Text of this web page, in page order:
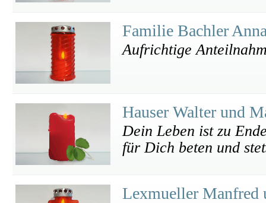
Familie Bachler
Aufrichtige
Hauser Walter und
Dein Leben ist zu
für Dich beten und
Lexmueller